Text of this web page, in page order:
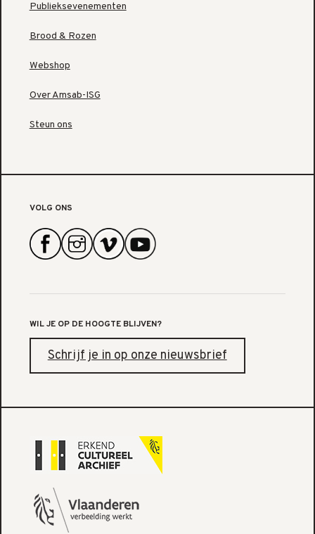
Publieksevenementen
Brood & Rozen
Webshop
Over Amsab-ISG
Steun ons
VOLG ONS
WIL JE OP DE HOOGTE BLIJVEN?
Schrijf je in op onze nieuwsbrief